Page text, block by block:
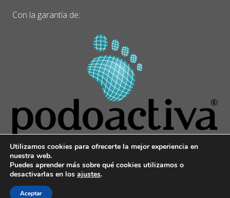
Con la garantía de:
© 2017 Younext Bike –
Utilizamos cookies para ofrecerte la mejor experiencia en
nuestra web.
Puedes aprender más sobre qué cookies utilizamos o
desactivarlas en los ajustes.
Aceptar